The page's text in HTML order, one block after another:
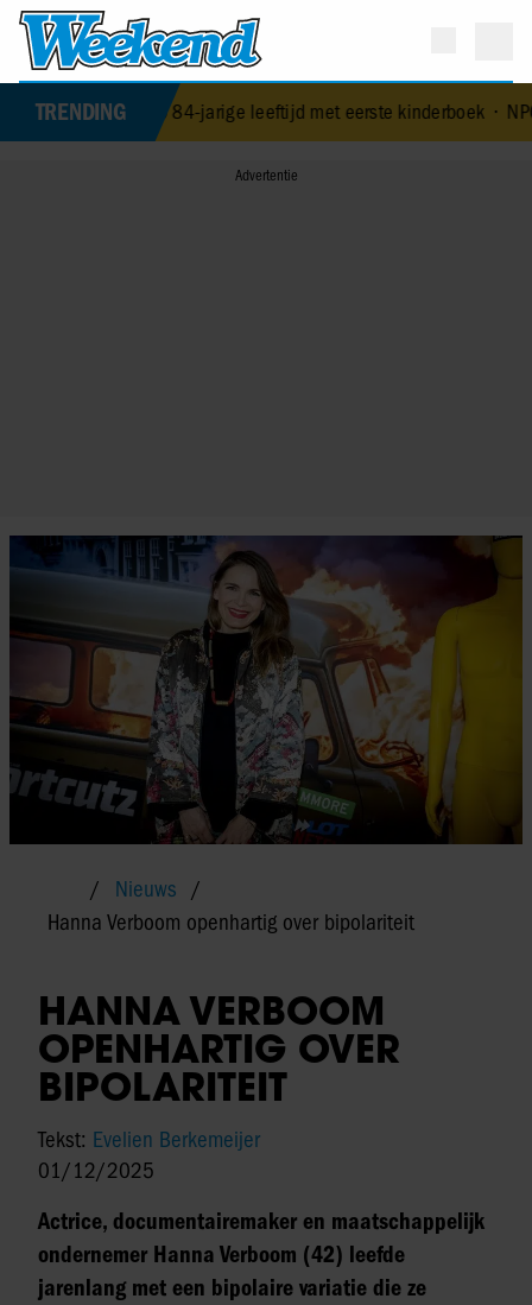
TRENDING
op 84-jarige leeftijd met eerste kinderboek• NPO-manager
Nieuws
Hanna Verboom openhartig over bipolariteit
HANNA VERBOOM
OPENHARTIG OVER
BIPOLARITEIT
Tekst: Evelien Berkemeijer
01/12/2025
Actrice, documentairemaker en maatschappelijk
ondernemer Hanna Verboom (42) leefde
jarenlang met een bipolaire variatie die ze